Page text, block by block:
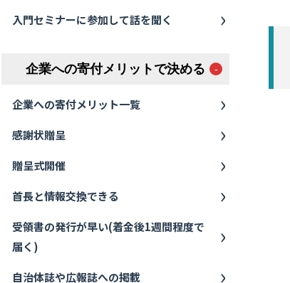
入門セミナーに参加して話を聞く
企業への寄付メリットで決める
企業への寄付メリット一覧
感謝状贈呈
贈呈式開催
首長と情報交換できる
受領書の発行が早い(着金後1週間程度で
届く)
自治体誌や広報誌への掲載